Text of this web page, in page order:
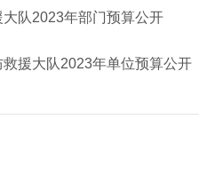
队2023年部门预算公开
援大队2023年单位预算公开